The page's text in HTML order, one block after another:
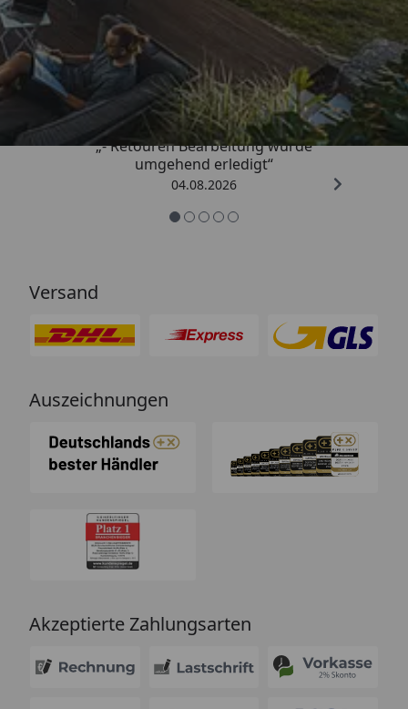
Trusted Shops
4,81/ 5
„- Retouren Bearbeitung wurde
umgehend erledigt“
04.08.2026
Versand
Auszeichnungen
Akzeptierte Zahlungsarten